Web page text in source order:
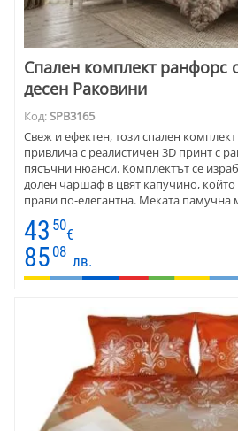
Спален комплект ранфорс
десен Раковини
Код:SPB3165
Свеж и ефектен, този спален
привлича с реалистичен 3D принт с
пясъчни нюанси. Комплектът се
долен чаршаф в цвят капучино, който
прави по-елегантна. Меката памучна
комфорт през всички сезони.
43 50
€
85 08
лв.